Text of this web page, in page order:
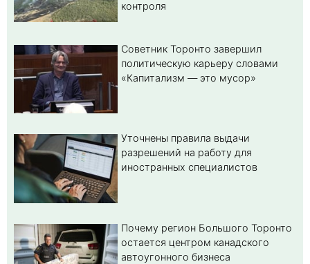
контроля
Советник Торонто завершил
политическую карьеру словами
«Капитализм — это мусор»
Уточнены правила выдачи
разрешений на работу для
иностранных специалистов
Почему регион Большого Торонто
остается центром канадского
автоугонного бизнеса